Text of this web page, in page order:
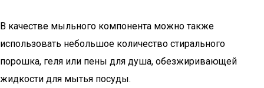
В качестве мыльного компонента можно также
использовать небольшое количество стирального
порошка, геля или пены для душа, обезжиривающей
жидкости для мытья посуды.